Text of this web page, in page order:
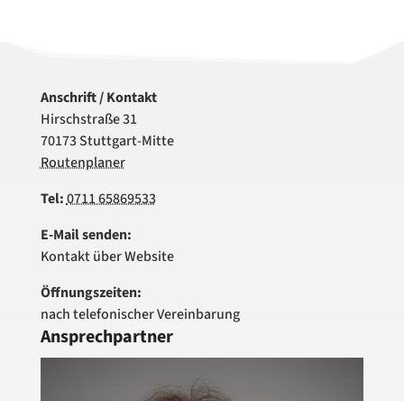
Anschrift / Kontakt
Hirschstraße 31
70173 Stuttgart-Mitte
Routenplaner
Tel:0711 65869533
E-Mail senden:
Kontakt über Website
Öffnungszeiten:
nach telefonischer Vereinbarung
Ansprechpartner